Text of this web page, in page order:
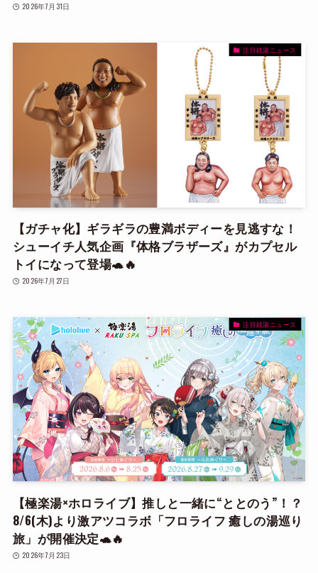
2026年7月31日
注目銭湯ニュース
【ガチャ化】ギラギラの豊満ボディーを見逃すな！
シューイチ人気企画『体格ブラザーズ』がカプセル
トイになって登場🐢🔥
2026年7月27日
注目銭湯ニュース
【極楽湯×ホロライブ】推しと一緒に“ととのう”！？
8/6(木)より激アツコラボ「フロライフ 癒しの湯巡り
旅」が開催決定🐢🔥
2026年7月23日